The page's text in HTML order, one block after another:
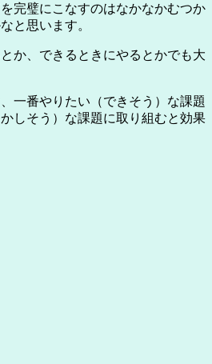
完璧にこなすのはなかなかむつか
と思います。
か、できるときにやるとかでも大
一番やりたい（できそう）な課題
しそう）な課題に取り組むと効果